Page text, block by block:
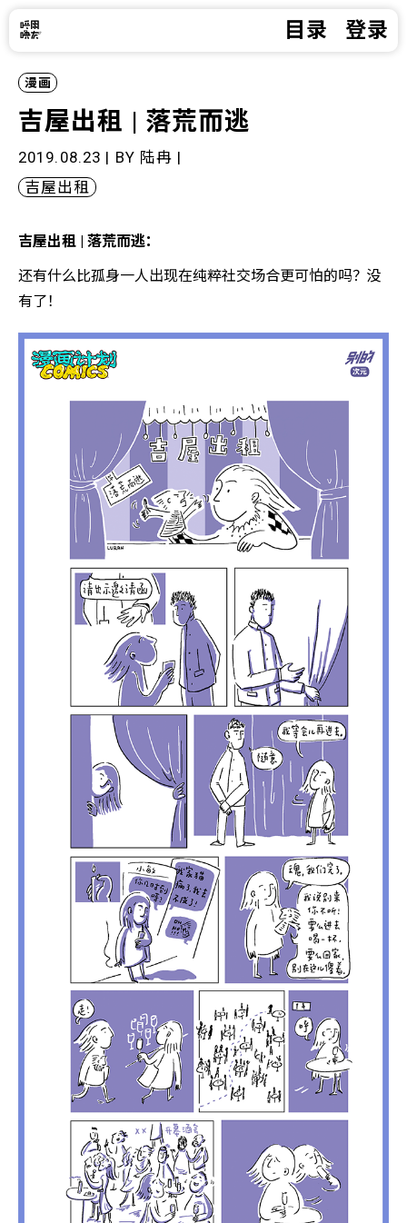
目录 登录
漫画
吉屋出租 | 落荒而逃
2019.08.23 | BY 陆冉 |
吉屋出租
吉屋出租 | 落荒而逃：
还有什么比孤身一人出现在纯粹社交场合更可怕的吗？没
有了！